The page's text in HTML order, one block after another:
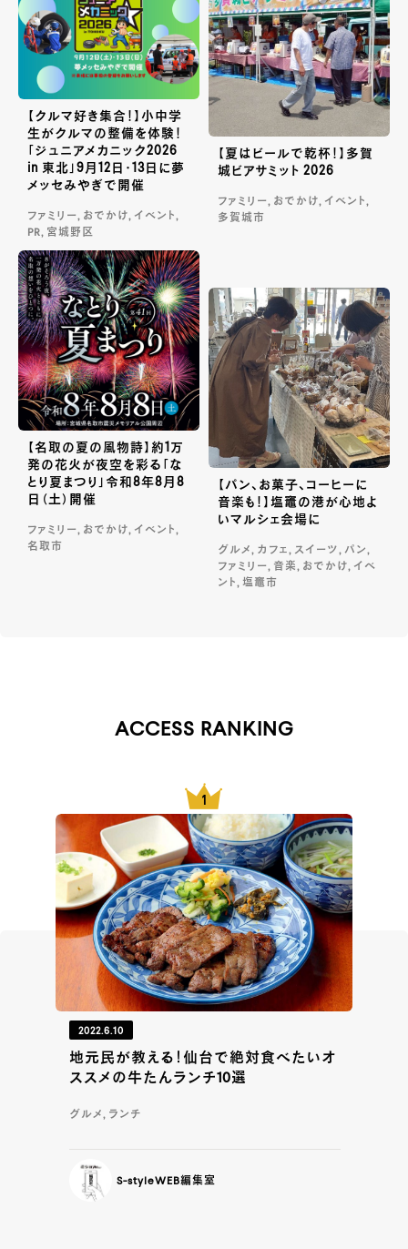
【クルマ好き集合！】小中学
生がクルマの整備を体験！
「ジュニアメカニック2026
in 東北」9月12日・13日に夢
メッセみやぎで開催
ファミリー, おでかけ, イベント,
PR, 宮城野区
【夏はビールで乾杯！】多賀
城ビアサミット 2026
ファミリー, おでかけ, イベント,
多賀城市
【名取の夏の風物詩】約1万
発の花火が夜空を彩る「な
とり夏まつり」令和8年8月8
日（土）開催
ファミリー, おでかけ, イベント,
名取市
【パン、お菓子、コーヒーに
音楽も！】塩竈の港が心地よ
いマルシェ会場に
グルメ, カフェ, スイーツ, パン,
ファミリー, 音楽, おでかけ, イベ
ント, 塩竈市
ACCESS RANKING
2022.6.10
地元民が教える！仙台で絶対食べたいオ
ススメの牛たんランチ10選
グルメ, ランチ
S-styleWEB編集室